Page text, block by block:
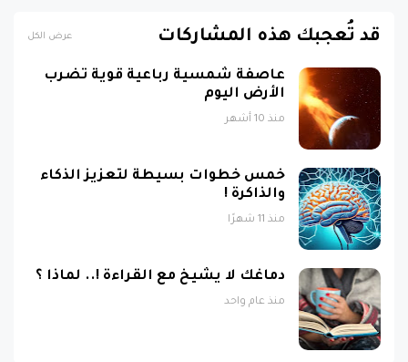
قد تُعجبك هذه المشاركات عرض الكل
عاصفة شمسية رباعية قوية تضرب
الأرض اليوم
منذ 10 أشهر
خمس خطوات بسيطة لتعزيز الذكاء
والذاكرة !
منذ 11 شهرًا
دماغك لا يشيخ مع القراءة !.. لماذا ؟
منذ عام واحد